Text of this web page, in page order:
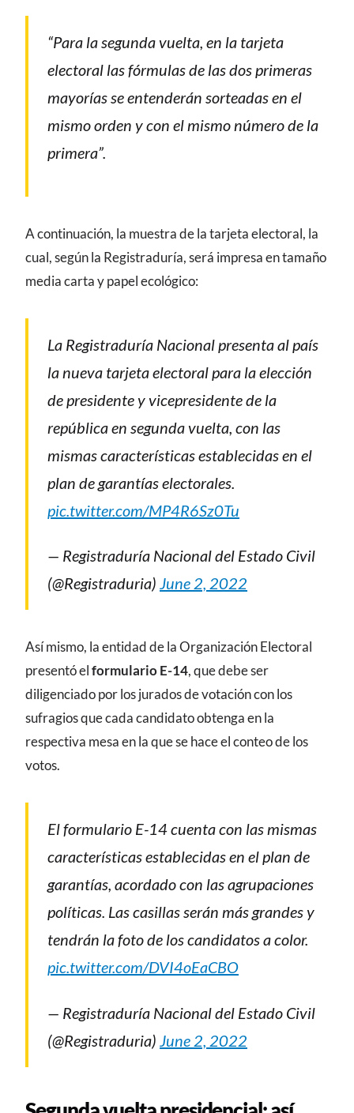
“Para la segunda vuelta, en la tarjeta
electoral las fórmulas de las dos primeras
mayorías se entenderán sorteadas en el
mismo orden y con el mismo número de la
primera”.
A continuación, la muestra de la tarjeta electoral, la
cual, según la Registraduría, será impresa en tamaño
media carta y papel ecológico:
La Registraduría Nacional presenta al país
la nueva tarjeta electoral para la elección
de presidente y vicepresidente de la
república en segunda vuelta, con las
mismas características establecidas en el
plan de garantías electorales.
pic.twitter.com/MP4R6Sz0Tu
— Registraduría Nacional del Estado Civil
(@Registraduria) June 2, 2022
Así mismo, la entidad de la Organización Electoral
presentó elformulario E-14, que debe ser
diligenciado por los jurados de votación con los
sufragios que cada candidato obtenga en la
respectiva mesa en la que se hace el conteo de los
votos.
El formulario E-14 cuenta con las mismas
características establecidas en el plan de
garantías, acordado con las agrupaciones
políticas. Las casillas serán más grandes y
tendrán la foto de los candidatos a color.
pic.twitter.com/DVI4oEaCBO
— Registraduría Nacional del Estado Civil
(@Registraduria) June 2, 2022